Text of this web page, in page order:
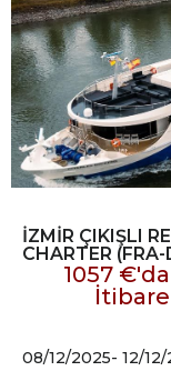
İZMİR ÇIKIŞLI
CHARTER (FRA-
1057
08/12/2025- 12/